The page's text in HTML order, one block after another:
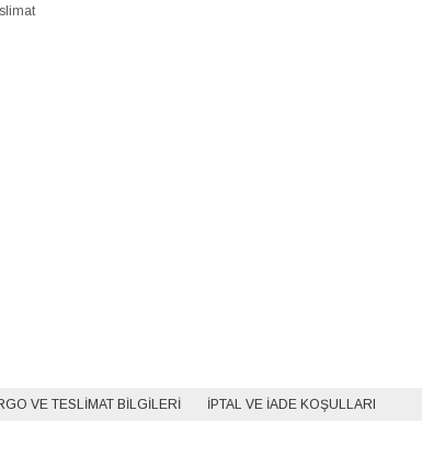
VE TESLIMAT BILGILERI İPTAL VE İADE KOŞULLARI